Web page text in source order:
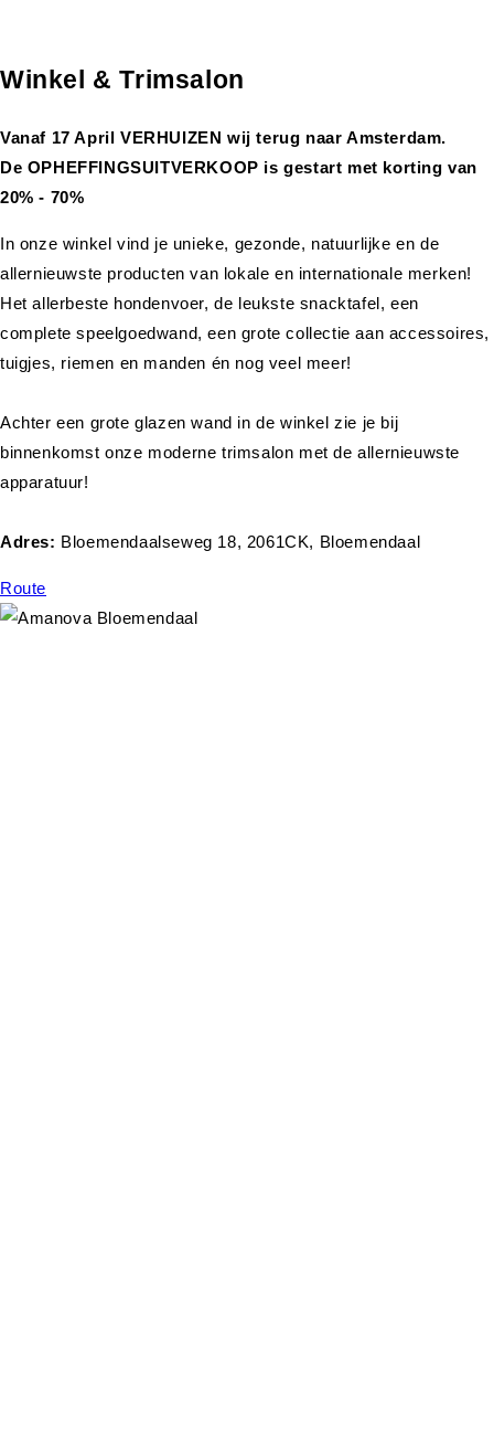
Winkel & Trimsalon
Vanaf 17 April VERHUIZEN wij terug naar Amsterdam.
De OPHEFFINGSUITVERKOOP is gestart met korting van
20% - 70%
In onze winkel vind je unieke, gezonde, natuurlijke en de
allernieuwste producten van lokale en internationale merken!
Het allerbeste hondenvoer, de leukste snacktafel, een
complete speelgoedwand, een grote collectie aan accessoires,
tuigjes, riemen en manden én nog veel meer!
Achter een grote glazen wand in de winkel zie je bij
binnenkomst onze moderne trimsalon met de allernieuwste
apparatuur!
Adres: Bloemendaalseweg 18, 2061CK, Bloemendaal
Route